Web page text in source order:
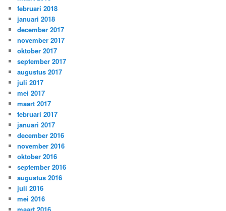
februari 2018
januari 2018
december 2017
november 2017
oktober 2017
september 2017
augustus 2017
juli 2017
mei 2017
maart 2017
februari 2017
januari 2017
december 2016
november 2016
oktober 2016
september 2016
augustus 2016
juli 2016
mei 2016